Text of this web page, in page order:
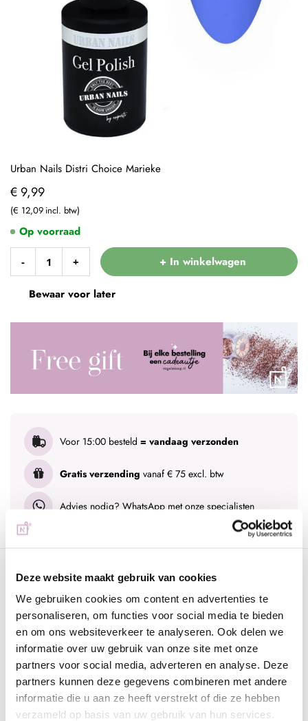
Deze website maakt gebruik van cookies
We gebruiken cookies om content en advertenties te
personaliseren, om functies voor social media te bieden
en om ons websiteverkeer te analyseren. Ook delen we
informatie over uw gebruik van onze site met onze
partners voor social media, adverteren en analyse. Deze
partners kunnen deze gegevens combineren met andere
informatie die u aan ze heeft verstrekt of die ze hebben
verzameld op basis van uw gebruik van hun services.
€ 9,99
€ 12,09
- + + In winkelwagen
Bewaar voor later
Voor 15:00 besteld = vandaag verzonden
Gratis verzending vanaf € 75 excl. btw
Advies nodig? WhatsApp met onze specialisten
Op voorraad
Urban Nails Distri Choice Marieke
Omschrijving
Urban Nails Distri Choice Marieke
DeUrban Nails Distri Choice Mariekeis van de beste
kwaliteit en geschikt voor zowel de natuurlijke als de kunstnagel.
Deze gellak kan worden uitgehard onder een UV lamp (2
minuten) of een LED lamp (30 seconden). Iedere verpakking is
voorzien van een prettig kwastje zodat het strak aangebracht
kan worden.